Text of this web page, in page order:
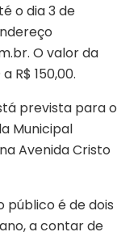
o dia 3 de
O valor da
R$ 150,00.
prevista para o
Municipal
Avenida Cristo
público é de dois
a contar de